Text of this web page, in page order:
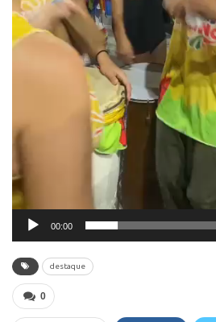
00:00
destaque
0